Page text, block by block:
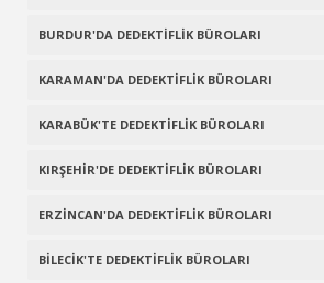
BURDUR'DA DEDEKTİFLİK BÜROLARI
KARAMAN'DA DEDEKTİFLİK BÜROLARI
KARABÜK'TE DEDEKTİFLİK BÜROLARI
KIRŞEHİR'DE DEDEKTİFLİK BÜROLARI
ERZİNCAN'DA DEDEKTİFLİK BÜROLARI
BİLECİK'TE DEDEKTİFLİK BÜROLARI